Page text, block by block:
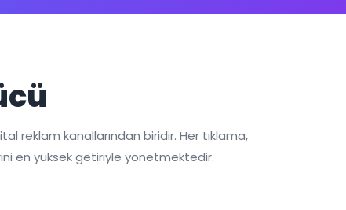
reklam kanallarından biridir. Her tıklama,
en yüksek getiriyle yönetmektedir.